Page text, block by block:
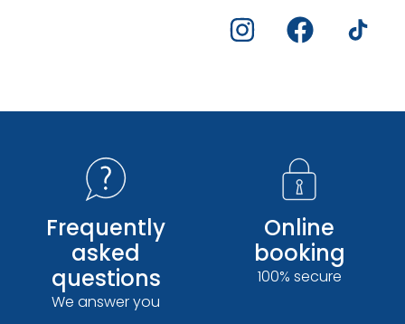
Frequently
asked
questions
We answer you
Online
booking
100% secure